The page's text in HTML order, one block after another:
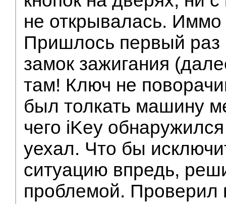
не открывалась. Иммо
Пришлось первый раз
замок зажигания
там! Ключ не
был толкать машину
чего iKey
уехал. Что бы
ситуацию впредь,
проблемой. Проверил